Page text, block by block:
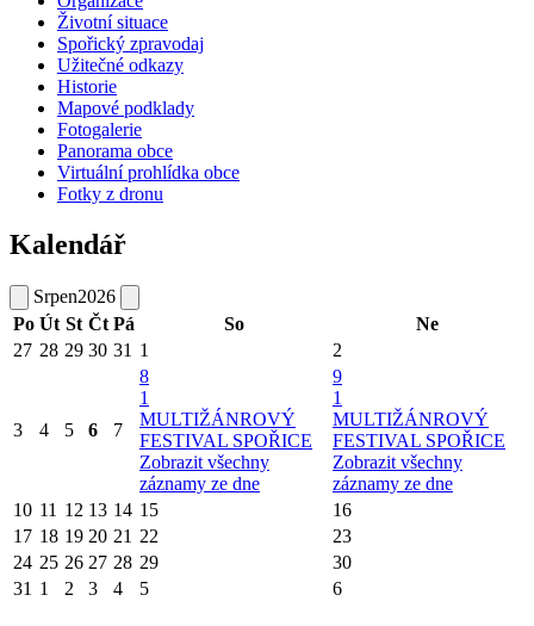
Životní situace
Spořický zpravodaj
Užitečné odkazy
Historie
Mapové podklady
Fotogalerie
Panorama obce
Virtuální prohlídka obce
Fotky z dronu
Kalendář
Srpen2026
Po Út St Čt Pá So
Ne
27 28 29 30 31 1 2
3 4 5 6 7
8
1
MULTIŽÁNROVÝ
FESTIVAL SPOŘICE
Zobrazit všechny
záznamy ze dne
9
1
MULTIŽÁNROVÝ
FESTIVAL SPOŘICE
Zobrazit všechny
záznamy ze dne
10 11 12 13 14 15
16
17 18 19 20 21 22
23
24 25 26 27 28 29
30
31 1 2 3 4 5 6